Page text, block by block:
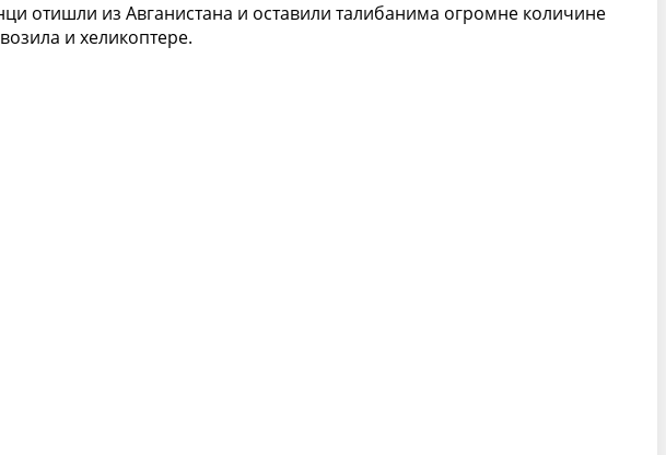
отишли из Авганистана и оставили талибанима огромне количине
и хеликоптере.